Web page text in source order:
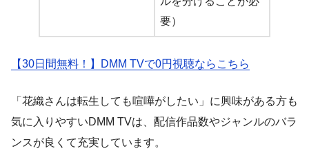
要）
【30日間無料！】DMM TVで0円視聴ならこちら
「花織さんは転生しても喧嘩がしたい」に興味がある方も
気に入りやすいDMM TVは、配信作品数やジャンルのバラ
ンスが良くて充実しています。